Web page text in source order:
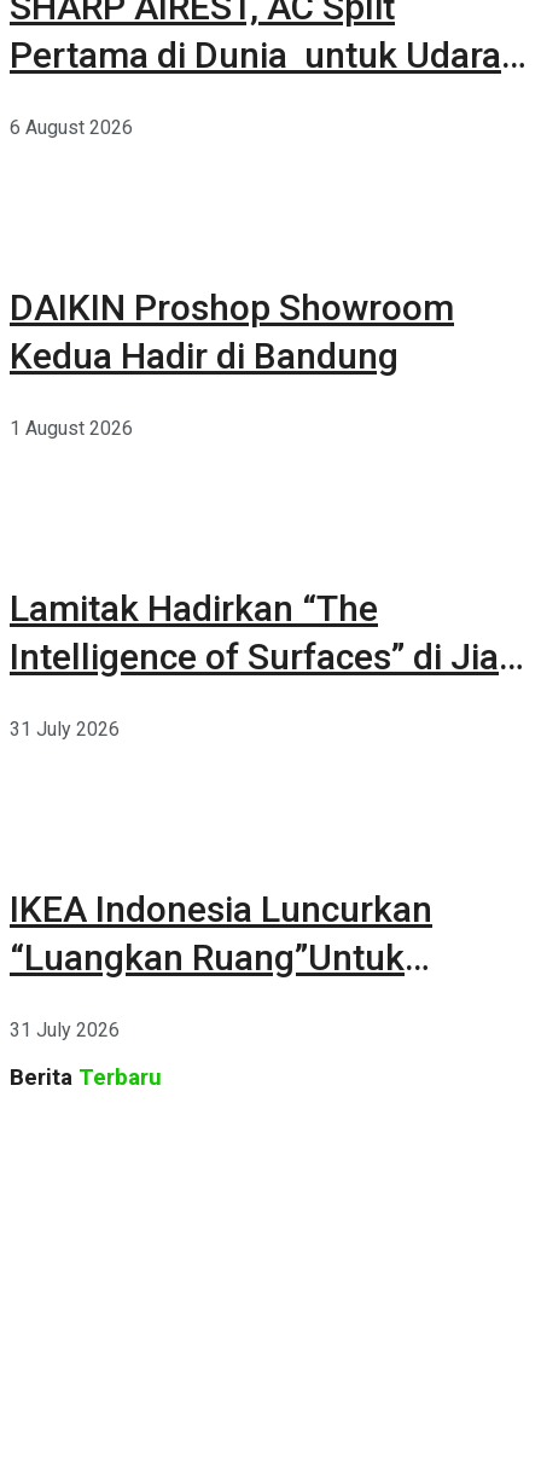
Pertama di Dunia untuk Udara
6 August 2026
DAIKIN Proshop Showroom
Kedua Hadir di Bandung
1 August 2026
Lamitak Hadirkan “The
Intelligence of Surfaces” di Jia
31 July 2026
IKEA Indonesia Luncurkan
“Luangkan Ruang”Untuk
31 July 2026
Berita Terbaru